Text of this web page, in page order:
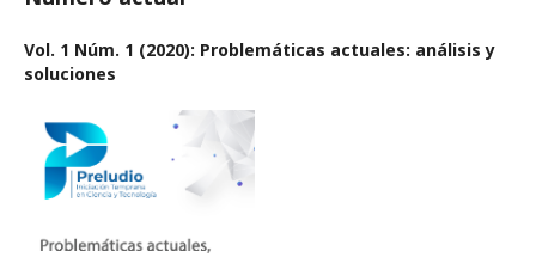
Vol. 1 Núm. 1 (2020): Problemáticas actuales: análisis y
soluciones